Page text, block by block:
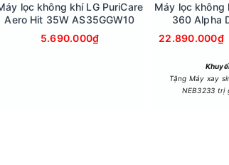
lọc không khí LG PuriCare
Aero Hit 35W AS35GGW10
5.690.000₫
Máy lọc không
360 Alpha
22.890.000₫
Tặng Máy xay
NEB3233 trị